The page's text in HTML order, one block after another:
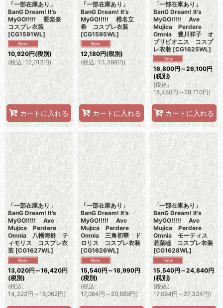
「一部在庫あり」
BanG Dream! It's
MyGO!!!!! 要楽奈
コスプレ衣装
[CG1591WL]
10,920円(税別)
(税込: 12,012円)
カートに入れる
「一部在庫あり」
BanG Dream! It's
MyGO!!!!! 椎名立
希 コスプレ衣装
[CG1595WL]
12,180円(税別)
(税込: 13,398円)
カートに入れる
「一部在庫あり」
BanG Dream! It's
MyGO!!!!! Ave
Mujica Perdere
Omnia 豊川祥子 オ
ブリビオニス コスプ
レ衣装 [CG1625WL]
16,800円～26,100円
(税別)
(税込:
18,480円～28,710円)
カートに入れる
「一部在庫あり」
BanG Dream! It's
MyGO!!!!! Ave
Mujica Perdere
Omnia 八幡海鈴 テ
ィモリス コスプレ衣
装 [CG1627WL]
13,020円～16,420円
(税別)
(税込:
14,322円～18,062円)
「一部在庫あり」
BanG Dream! It's
MyGO!!!!! Ave
Mujica Perdere
Omnia 三角初華 ド
ロリス コスプレ衣装
[CG1626WL]
15,540円～18,990円
(税別)
(税込:
17,094円～20,889円)
「一部在庫あり」
BanG Dream! It's
MyGO!!!!! Ave
Mujica Perdere
Omnia モーティス
若葉睦 コスプレ衣装
[CG1628WL]
15,540円～24,840円
(税別)
(税込:
17,094円～27,324円)